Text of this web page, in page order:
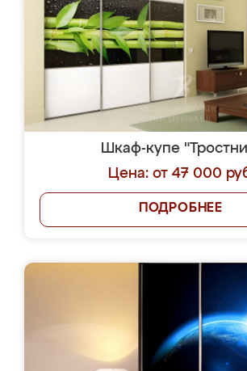
Шкаф-купе
Цена: от 47 000
ПОДРОБНЕЕ